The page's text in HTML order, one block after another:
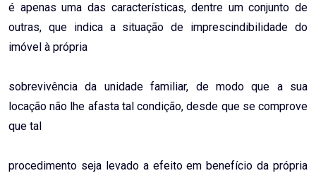
é apenas uma das características, dentre um conjunto de
outras, que indica a situação de imprescindibilidade do
imóvel à própria
sobrevivência da unidade familiar, de modo que a sua
locação não lhe afasta tal condição, desde que se comprove
que tal
procedimento seja levado a efeito em benefício da própria